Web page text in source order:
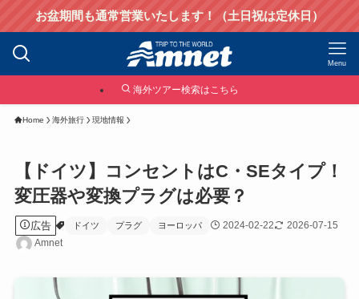
お盆期間も通常営業いたします！（土日祝は定休日）
Menu
海外ツアー検索はこちら
Home 海外旅行 現地情報
【ドイツ】コンセントはC・SEタイプ！
変圧器や変換プラグは必要？
広告 ドイツ プラグ ヨーロッパ 2024-02-22
2026-07-15
Amnet